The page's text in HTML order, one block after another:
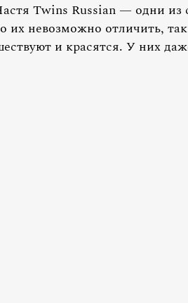
Twins Russian — одни из
их невозможно отличить,
и красятся. У них